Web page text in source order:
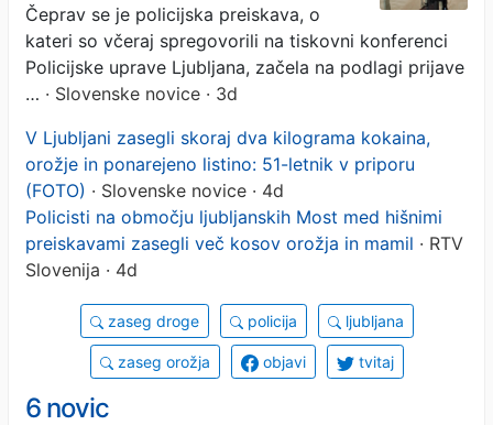
Čeprav se je policijska preiskava, o
kateri so včeraj spregovorili na tiskovni konferenci
Policijske uprave Ljubljana, začela na podlagi prijave
… · Slovenske novice · 3d
V Ljubljani zasegli skoraj dva kilograma kokaina,
orožje in ponarejeno listino: 51-letnik v priporu
(FOTO) · Slovenske novice · 4d
Policisti na območju ljubljanskih Most med hišnimi
preiskavami zasegli več kosov orožja in mamil · RTV
Slovenija · 4d
zaseg droge policija ljubljana
zaseg orožja objavi tvitaj
6 novic